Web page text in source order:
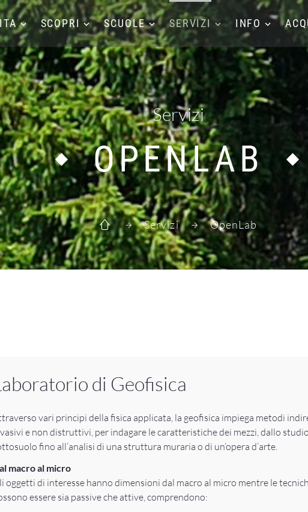
SCOPRI SCUOLE SERVIZI INFO
Servizi
OPENLAB
Servizi OpenLab
di Geofisica
vari principi della fisica applicata, la geofisica impiega metodi
e non distruttivi, per indagare le caratteristiche dei mezzi, dallo
fino all’analisi di una struttura muraria o di un’opera d’arte.
macro al micro
oggetti di interesse hanno dimensioni dal macro al micro mentre le
essere sia passive che attive, comprendono: